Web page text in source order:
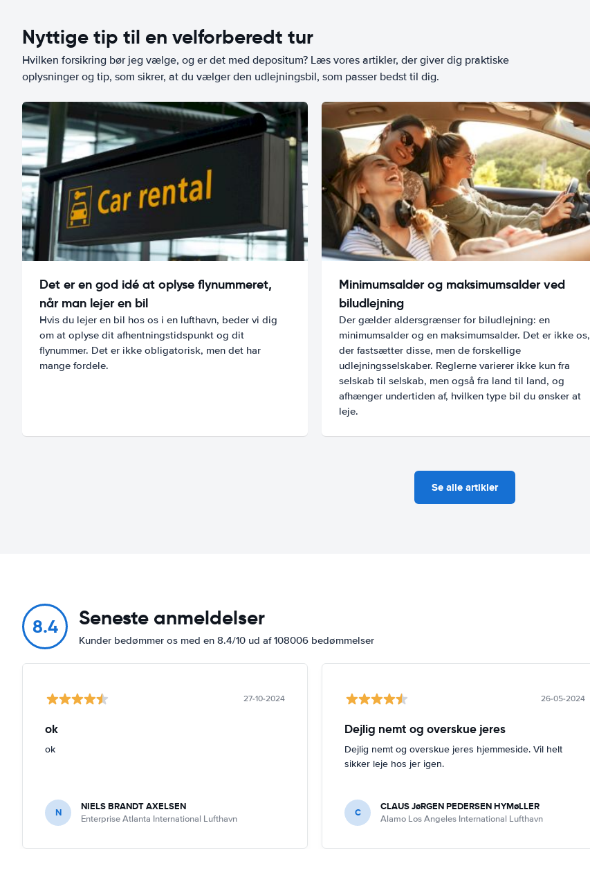
Nyttige tip til en velforberedt tur
Hvilken forsikring bør jeg vælge, og er det med depositum? Læs vores artikler, der giver dig praktiske
oplysninger og tip, som sikrer, at du vælger den udlejningsbil, som passer bedst til dig.
Det er en god idé at oplyse flynummeret,
når man lejer en bil
Hvis du lejer en bil hos os i en lufthavn, beder vi dig
om at oplyse dit afhentningstidspunkt og dit
flynummer. Det er ikke obligatorisk, men det har
mange fordele.
Minimumsalder og maksimumsalder ved
biludlejning
Der gælder aldersgrænser for biludlejning: en
minimumsalder og en maksimumsalder. Det er ikke os,
der fastsætter disse, men de forskellige
udlejningsselskaber. Reglerne varierer ikke kun fra
selskab til selskab, men også fra land til land, og
afhænger undertiden af, hvilken type bil du ønsker at
leje.
Se alle artikler
8.4 Seneste anmeldelser
Kunder bedømmer os med en 8.4/10 ud af 108006 bedømmelser
27-10-2024
ok
ok
N NIELS BRANDT AXELSEN
Enterprise Atlanta International Lufthavn
26-05-2024
Dejlig nemt og overskue jeres
Dejlig nemt og overskue jeres hjemmeside. Vil helt
sikker leje hos jer igen.
C CLAUS JøRGEN PEDERSEN HYMøLLER
Alamo Los Angeles International Lufthavn